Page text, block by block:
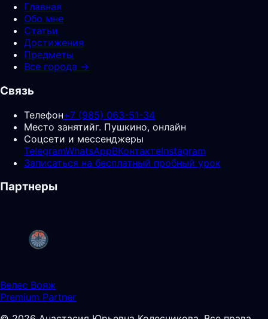
Главная
Обо мне
Статьи
Достижения
Предметы
Все города →
Связь
Телефон+7 (985) 063-51-34
Место занятийг. Пушкино, онлайн
Соцсети и мессенджеры
TelegramWhatsAppВКонтактеInstagram
Записаться на бесплатный пробный урок
Партнеры
Велес Вояж
Premium Partner